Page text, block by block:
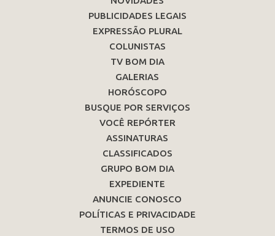
PUBLICIDADES LEGAIS
EXPRESSÃO PLURAL
COLUNISTAS
TV BOM DIA
GALERIAS
HORÓSCOPO
BUSQUE POR SERVIÇOS
VOCÊ REPÓRTER
ASSINATURAS
CLASSIFICADOS
GRUPO BOM DIA
EXPEDIENTE
ANUNCIE CONOSCO
POLÍTICAS E PRIVACIDADE
TERMOS DE USO